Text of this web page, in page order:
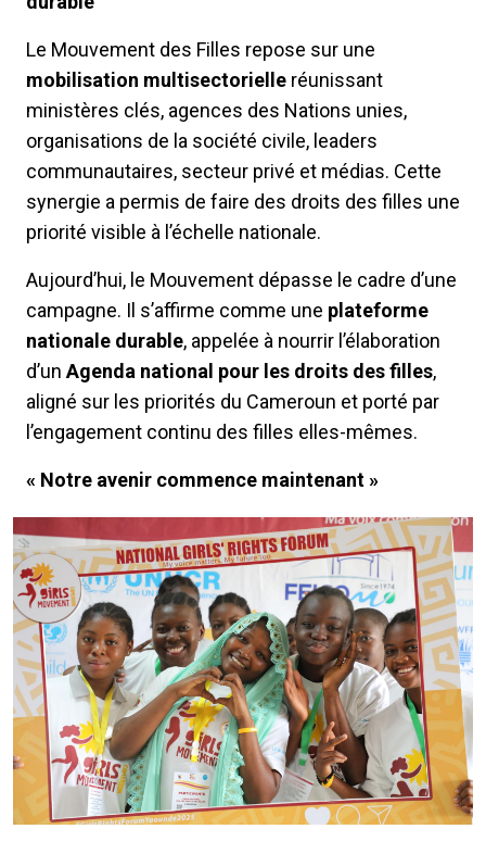
Le Mouvement des Filles repose sur une
mobilisation multisectorielle réunissant
ministères clés, agences des Nations unies,
organisations de la société civile, leaders
communautaires, secteur privé et médias. Cette
synergie a permis de faire des droits des filles une
priorité visible à l’échelle nationale.
Aujourd’hui, le Mouvement dépasse le cadre d’une
campagne. Il s’affirme comme une plateforme
nationale durable, appelée à nourrir l’élaboration
d’un Agenda national pour les droits des filles,
aligné sur les priorités du Cameroun et porté par
l’engagement continu des filles elles-mêmes.
« Notre avenir commence maintenant »